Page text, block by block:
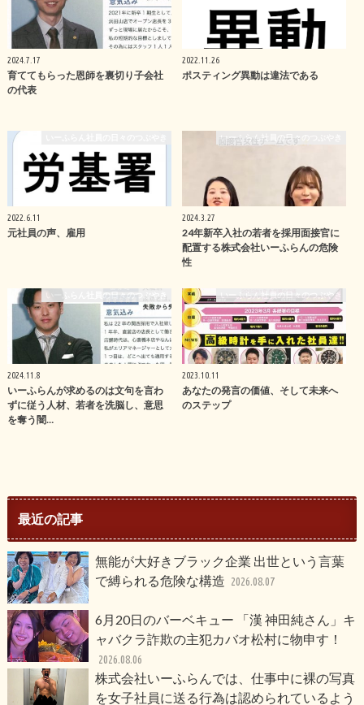
2024.7.17
育ててもらった恩師を裏切り子会社
の代表
2022.11.26
ポスティング異動は違法である
2022.6.11
元社員の声、雇用
いーふらん社員の日々のつぶやき
2024.3.27
24年新卒入社の若者を採用面接官に
配置する株式会社いーふらんの危険
性
いーふらん社員の日々のつぶやき
2024.11.8
いーふらんが求めるのは文句を言わ
ずに従う人材、若者を洗脳し、意思
を奪う闇…
いーふらん社員の日々のつぶやき
2023.10.11
あなたの発言の価値、そして未来へ
のステップ
最近の記事
無能が大好きブラック企業 出世という言葉
で縛られる危険な構造 2026.08.07
6月20日のバーベキュー 「漢 神田純さん」キ
ャバクラ詐欺の主犯カバオ松村に物申す！
2026.08.06
株式会社いーふらんでは、仕事中に裸の写真
を女子社員に送る行為は認められているよう